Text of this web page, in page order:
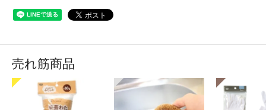
売れ筋商品